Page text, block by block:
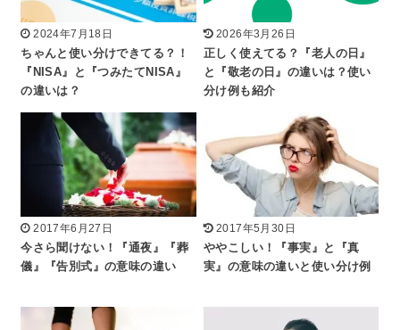
2024年7月18日
ちゃんと使い分けできてる？！
『NISA』と『つみたてNISA』
の違いは？
2026年3月26日
正しく使えてる？『老人の日』
と『敬老の日』の違いは？使い
分け例も紹介
2017年6月27日
今さら聞けない！『通夜』『葬
儀』『告別式』の意味の違い
2017年5月30日
ややこしい！『事実』と『真
実』の意味の違いと使い分け例